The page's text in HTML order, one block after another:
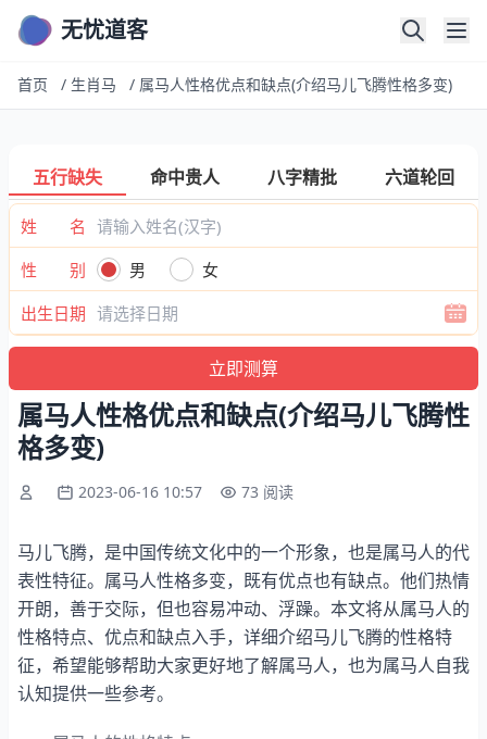
无忧道客
首页 / 生肖马 / 属马人性格优点和缺点(介绍马儿飞腾性格多变)
五行缺失 命中贵人 八字精批 六道轮回
姓 名
性 别
男
女
出生日期
属马人性格优点和缺点(介绍马儿飞腾性
格多变)
2023-06-16 10:57 73 阅读
马儿飞腾，是中国传统文化中的一个形象，也是属马人的代
表性特征。属马人性格多变，既有优点也有缺点。他们热情
开朗，善于交际，但也容易冲动、浮躁。本文将从属马人的
性格特点、优点和缺点入手，详细介绍马儿飞腾的性格特
征，希望能够帮助大家更好地了解属马人，也为属马人自我
认知提供一些参考。